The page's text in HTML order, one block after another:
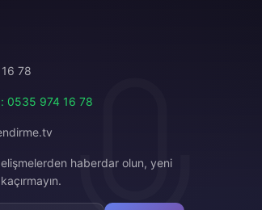
78
0535 974 16 78
haberdar olun, yeni